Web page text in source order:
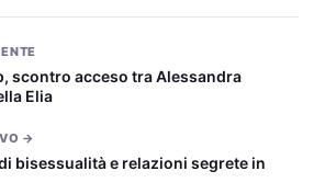
scontro acceso tra Alessandra
Elia
→
bisessualità e relazioni segrete in